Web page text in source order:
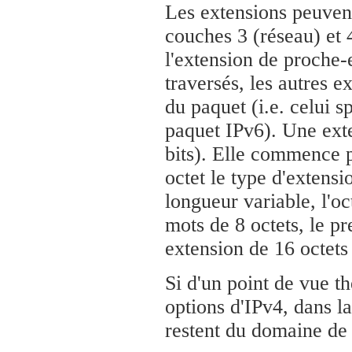
Les extensions
couches 3 (réseau)
l'extension de
traversés, les autres
du paquet (i.e. celui
paquet IPv6). Une
bits). Elle commence
octet le type
longueur variable,
mots de 8 octets, le
extension de 16
Si d'un point de vue
options d'IPv4, dans
restent du domaine